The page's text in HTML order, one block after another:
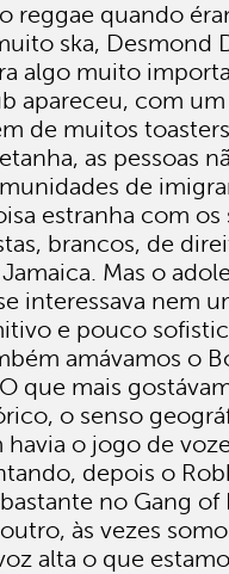
reggae quando
ska, Desmond
algo muito
apareceu, com
de muitos
as pessoas
de
estranha com os
brancos, de
Mas o
interessava nem
e pouco
amávamos o
que mais
o senso
o jogo de
depois o
no Gang
às vezes
alta o que